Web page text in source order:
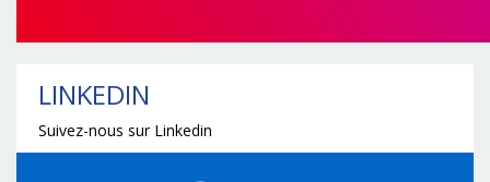
LINKEDIN
Suivez-nous sur Linkedin